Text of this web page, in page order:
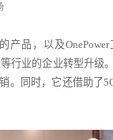
品，以及OnePower
行业的企业转型升级
同时，它还借助了